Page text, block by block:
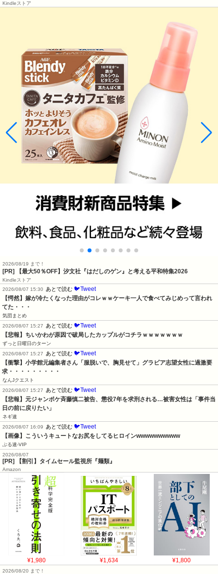
Kindleストア
2026/08/19 まで！
[PR] 【最大50％OFF】汐文社『はだしのゲン』と考える平和特集2026
Kindleストア
2026/08/07 15:30 あとで読む 🐦Tweet
【愕然】嫁が冷たくなった理由がコレｗｗケーキ一人で食べてみじめって言われ
てた・・・
気団まとめ
2026/08/07 15:27 あとで読む 🐦Tweet
【悲報】ちいかわが原因で破局したカップルがコチラｗｗｗｗｗｗｗ
ずっと日曜日のターン
2026/08/07 15:27 あとで読む 🐦Tweet
【衝撃】小学館元編集者さん「服脱いで、胸見せて」グラビア志望女性に過激要
求・・・・・・・・・
なんJクエスト
2026/08/07 15:27 あとで読む 🐦Tweet
【悲報】元ジャンポケ斉藤慎二被告、懲役7年を求刑される…被害女性は「事件当
日の前に戻りたい」
ネギ速
2026/08/07 16:09 あとで読む 🐦Tweet
【画像】こういうキュートなお尻をしてるヒロインwwwwwwwwww
ぶる速-VIP
2026/08/07
[PR] 【割引】タイムセール監視所『麺類』
Amazon
¥1,980 ¥1,634 ¥1,800
2026/08/20 まで！